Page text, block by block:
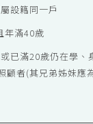
設籍同一戶
年滿40歲
已滿20歲仍在學、
顧者(其兄弟姊妹應